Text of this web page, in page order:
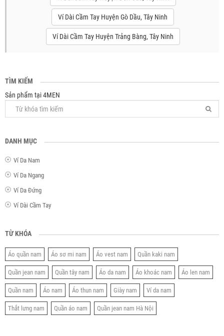
Ví Dài Cầm Tay Huyện Gò Dầu, Tây Ninh
Ví Dài Cầm Tay Huyện Trảng Bàng, Tây Ninh
TÌM KIẾM
Sản phẩm tại 4MEN
DANH MỤC
Ví Da Nam
Ví Da Ngang
Ví Da Đứng
Ví Dài Cầm Tay
TỪ KHÓA
Áo quần nam Áo sơ mi nam Áo vest nam Quần kaki nam
Quần jean nam Quần tây nam Áo da nam Áo khoác nam Áo len nam
Quần nam Áo nam Áo thun nam Giày nam Ví da nam
Thắt lưng nam Quần áo nam Quần jean nam Hà Nội